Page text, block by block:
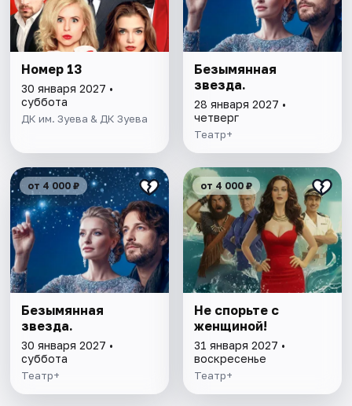
Номер 13
30 января 2027 •
суббота
ДК им. Зуева & ДК Зуева
Безымянная
звезда.
28 января 2027 •
четверг
Театр+
от 4 000 ₽
Безымянная
звезда.
30 января 2027 •
суббота
Театр+
от 4 000 ₽
Не спорьте с
женщиной!
31 января 2027 •
воскресенье
Театр+